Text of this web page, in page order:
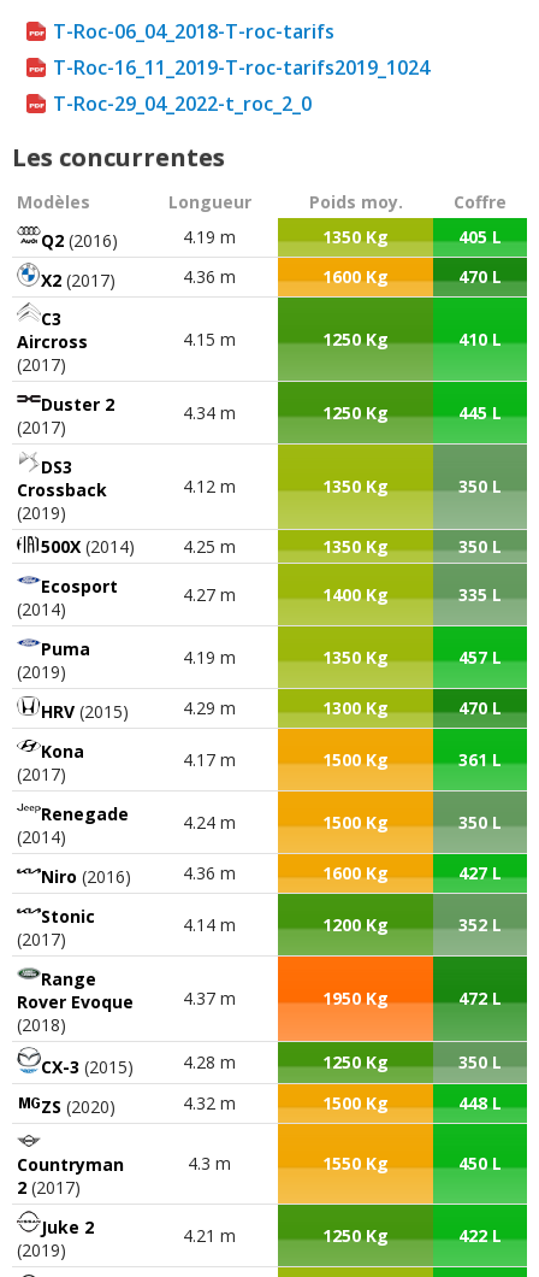
T-Roc-06_04_2018-T-roc-tarifs
T-Roc-16_11_2019-T-roc-tarifs2019_1024
T-Roc-29_04_2022-t_roc_2_0
Les concurrentes
Modèles Longueur Poids moy.
Coffre
Q2 (2016) 4.19 m 1350 Kg
405 L
X2 (2017) 4.36 m 1600 Kg
470 L
C3
Aircross
(2017)
4.15 m 1250 Kg 410 L
Duster 2
(2017)
4.34 m 1250 Kg 445 L
DS3
Crossback
(2019)
4.12 m 1350 Kg 350 L
500X (2014) 4.25 m 1350 Kg
350 L
Ecosport
(2014)
4.27 m 1400 Kg 335 L
Puma
(2019)
4.19 m 1350 Kg 457 L
HRV (2015) 4.29 m 1300 Kg
470 L
Kona
(2017)
4.17 m 1500 Kg 361 L
Renegade
(2014)
4.24 m 1500 Kg 350 L
Niro (2016) 4.36 m 1600 Kg
427 L
Stonic
(2017)
4.14 m 1200 Kg 352 L
Range
Rover Evoque
(2018)
4.37 m 1950 Kg 472 L
CX-3 (2015) 4.28 m 1250 Kg
350 L
ZS (2020) 4.32 m 1500 Kg 448 L
Countryman
2 (2017)
4.3 m 1550 Kg 450 L
Juke 2
(2019)
4.21 m 1250 Kg 422 L